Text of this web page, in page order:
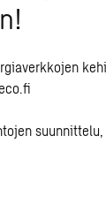
suunnittelu,